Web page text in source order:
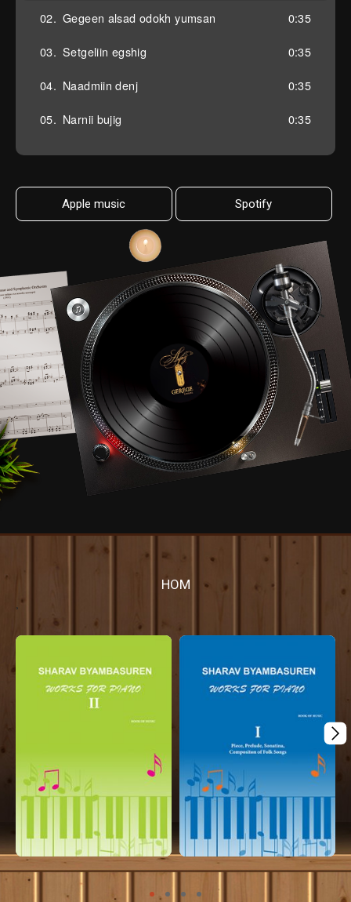
02. Gegeen alsad odokh yumsan 0:35
03. Setgeliin egshig 0:35
04. Naadmiin denj 0:35
05. Narnii bujig 0:35
06. Manan 0:35
07. Sersen tal 0:35
08. Jargaliin naiman mori 0:35
Bayariin uyanga
10. Borte Khatan 0:35
11. Andiin duulal 0:35
12. Chinggis khaan bat orshig 0:35
Apple music Spotify
НОМ
Mplus
Apple books